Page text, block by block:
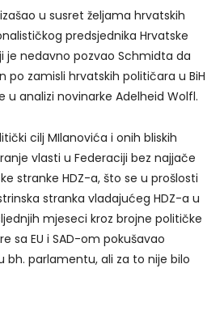
u susret željama hrvatskih
predsjednika Hrvatske
je nedavno pozvao Schmidta da
po zamisli hrvatskih političara u BiH
u analizi novinarke Adelheid Wolfl.
cilj MIlanovića i onih bliskih
vlasti u Federaciji bez najjače
stranke HDZ-a, što se u prošlosti
stranka vladajućeg HDZ-a u
mjeseci kroz brojne političke
sa EU i SAD-om pokušavao
bh. parlamentu, ali za to nije bilo